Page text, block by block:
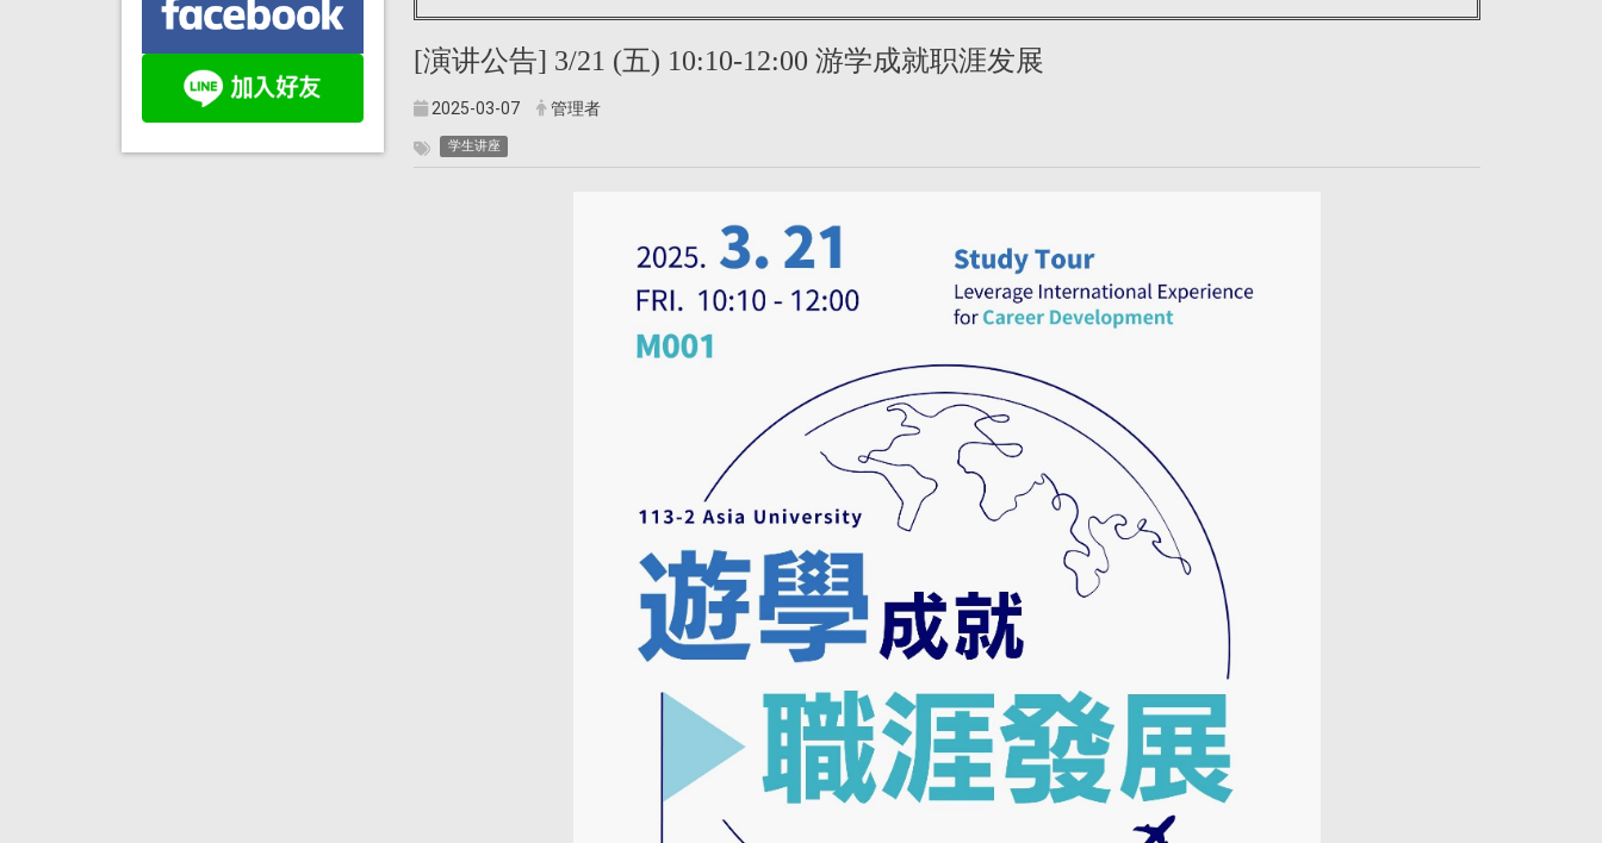
[演讲公告] 3/21 (五) 10:10-12:00 游学成就职涯发展
2025-03-07 管理者
学生讲座